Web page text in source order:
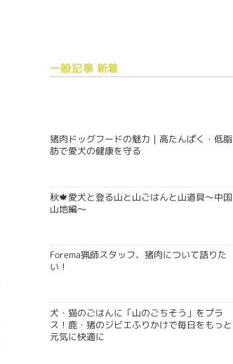
一般記事 新着
猪肉ドッグフードの魅力｜高たんぱく・低脂
肪で愛犬の健康を守る
秋🍁愛犬と登る山と山ごはんと山道具〜中国
山地編〜
Forema猟師スタッフ、猪肉について語りた
い！
犬・猫のごはんに「山のごちそう」をプラ
ス！鹿・猪のジビエふりかけで毎日をもっと
元気に快適に